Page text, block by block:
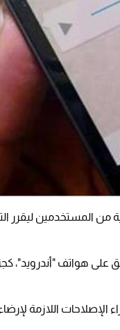
من المستخدمين ليقرر
هواتف "أندرويد"،
اللازمة